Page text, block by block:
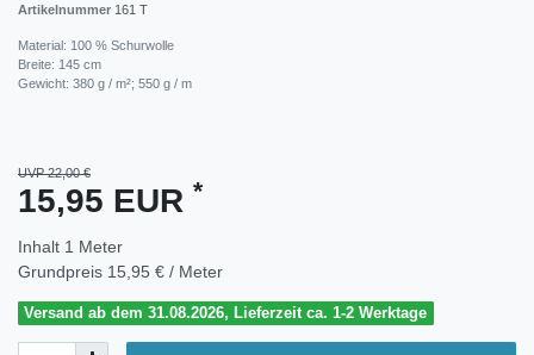
Artikelnummer 161 T
Material: 100 % Schurwolle
Breite: 145 cm
Gewicht: 380 g / m²; 550 g / m
UVP 22,00 €
15,95 EUR *
Inhalt 1 Meter
Grundpreis 15,95 € / Meter
Versand ab dem 31.08.2026, Lieferzeit ca. 1-2 Werktage